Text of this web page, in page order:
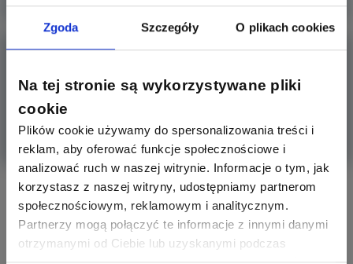
Zgoda Szczegóły O plikach cookies
Na tej stronie są wykorzystywane pliki
cookie
Plików cookie używamy do spersonalizowania treści i
reklam, aby oferować funkcje społecznościowe i
analizować ruch w naszej witrynie. Informacje o tym, jak
korzystasz z naszej witryny, udostępniamy partnerom
społecznościowym, reklamowym i analitycznym.
Partnerzy mogą połączyć te informacje z innymi danymi
otrzymanymi od Ciebie lub uzyskanymi podczas
ARTYKUŁ SPONSOROWANY
Transformator bezpieczeństwa PSS 100N 230/24V
W automatyce przemysłowej nie ma miejsca na
kompromisy. Sprawdzamy,
Aktywni producenci